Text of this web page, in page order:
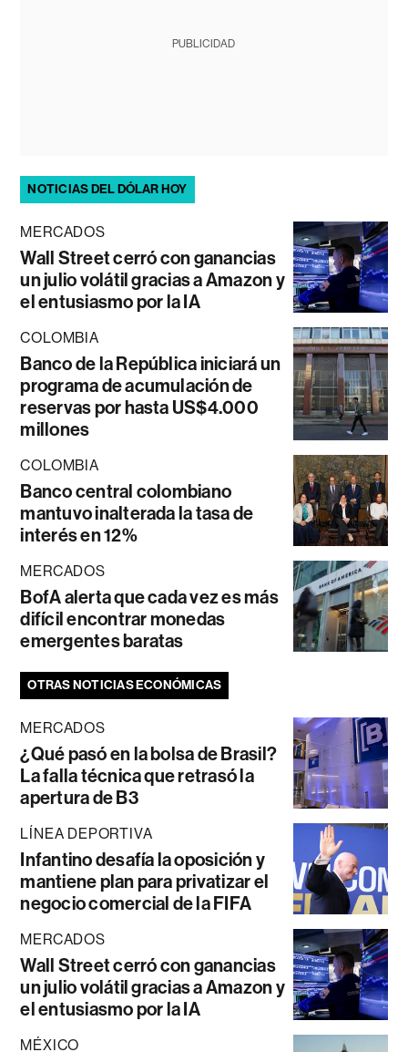
PUBLICIDAD
NOTICIAS DEL DÓLAR HOY
MERCADOS
Wall Street cerró con ganancias
un julio volátil gracias a Amazon y
el entusiasmo por la IA
COLOMBIA
Banco de la República iniciará un
programa de acumulación de
reservas por hasta US$4.000
millones
COLOMBIA
Banco central colombiano
mantuvo inalterada la tasa de
interés en 12%
MERCADOS
BofA alerta que cada vez es más
difícil encontrar monedas
emergentes baratas
OTRAS NOTICIAS ECONÓMICAS
MERCADOS
¿Qué pasó en la bolsa de Brasil?
La falla técnica que retrasó la
apertura de B3
LÍNEA DEPORTIVA
Infantino desafía la oposición y
mantiene plan para privatizar el
negocio comercial de la FIFA
MERCADOS
Wall Street cerró con ganancias
un julio volátil gracias a Amazon y
el entusiasmo por la IA
MÉXICO